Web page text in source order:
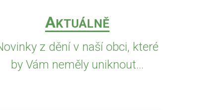
AKTUÁLNĚ
z dění v naší obci, které
by Vám neměly uniknout...